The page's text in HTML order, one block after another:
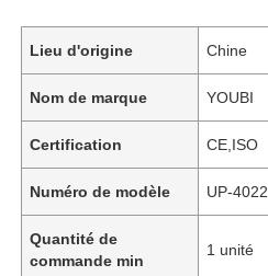
Lieu d'origine Chine
Nom de marque YOUBI
Certification CE,ISO
Numéro de modèle UP-4022
Quantité de
commande min
1 unité